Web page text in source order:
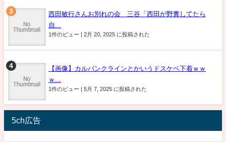
西田敏行さんお別れの会 三谷「西田が野糞してたら
自...
1件のビュー | 2月 20, 2025 に投稿された
【画像】カルバンクラインとかいうドスケベ下着ｗｗ
ｗ...
1件のビュー | 5月 7, 2025 に投稿された
5ch広告